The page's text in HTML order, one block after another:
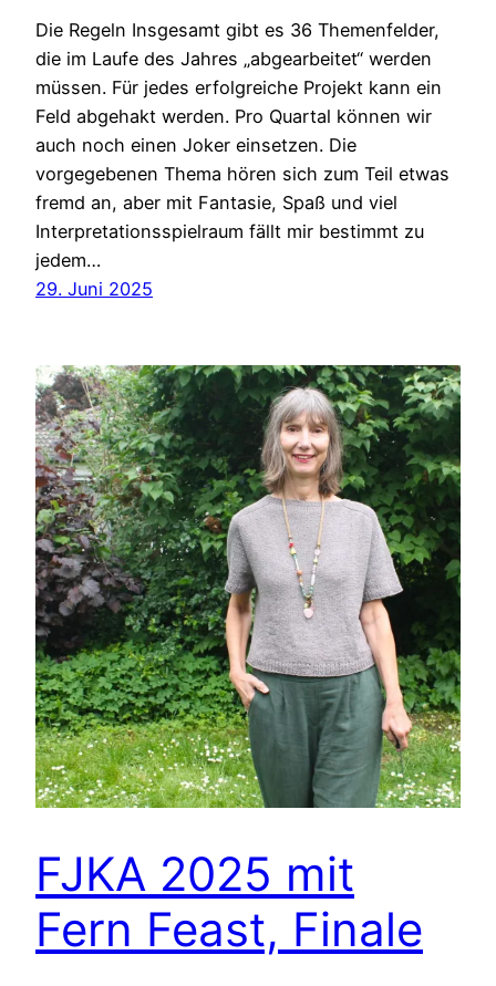
Die Regeln Insgesamt gibt es 36 Themenfelder,
die im Laufe des Jahres „abgearbeitet“ werden
müssen. Für jedes erfolgreiche Projekt kann ein
Feld abgehakt werden. Pro Quartal können wir
auch noch einen Joker einsetzen. Die
vorgegebenen Thema hören sich zum Teil etwas
fremd an, aber mit Fantasie, Spaß und viel
Interpretationsspielraum fällt mir bestimmt zu
jedem…
29. Juni 2025
FJKA 2025 mit
Fern Feast, Finale